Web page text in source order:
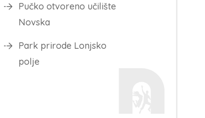
Pučko otvoreno učilište
Novska
Park prirode Lonjsko
polje